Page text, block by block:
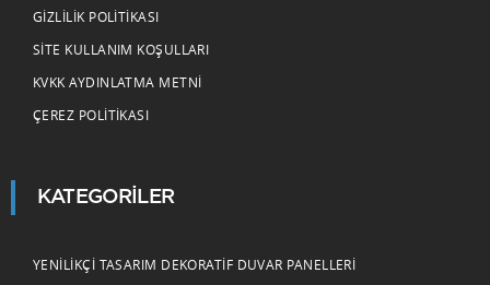
GIZLILIK POLITIKASI
SITE KULLANIM KOŞULLARI
KVKK AYDINLATMA METNI
ÇEREZ POLITIKASI
KATEGORILER
YENILIKÇI TASARIM DEKORATIF DUVAR PANELLERI